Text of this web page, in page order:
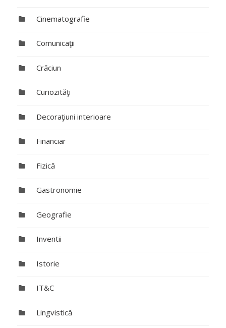
Cinematografie
Comunicaţii
Crăciun
Curiozităţi
Decoraţiuni interioare
Financiar
Fizică
Gastronomie
Geografie
Inventii
Istorie
IT&C
Lingvistică